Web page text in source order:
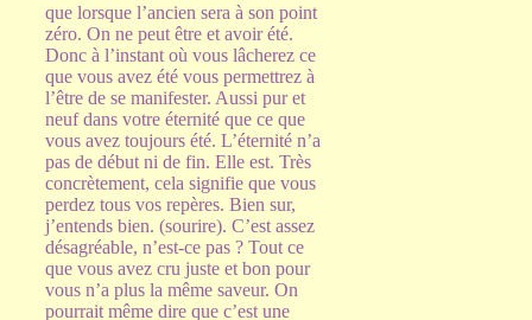
que lorsque l’ancien sera à son point
zéro. On ne peut être et avoir été.
Donc à l’instant où vous lâcherez ce
que vous avez été vous permettrez à
l’être de se manifester. Aussi pur et
neuf dans votre éternité que ce que
vous avez toujours été. L’éternité n’a
pas de début ni de fin. Elle est. Très
concrètement, cela signifie que vous
perdez tous vos repères. Bien sur,
j’entends bien. (sourire). C’est assez
désagréable, n’est-ce pas ? Tout ce
que vous avez cru juste et bon pour
vous n’a plus la même saveur. On
pourrait même dire que c’est une